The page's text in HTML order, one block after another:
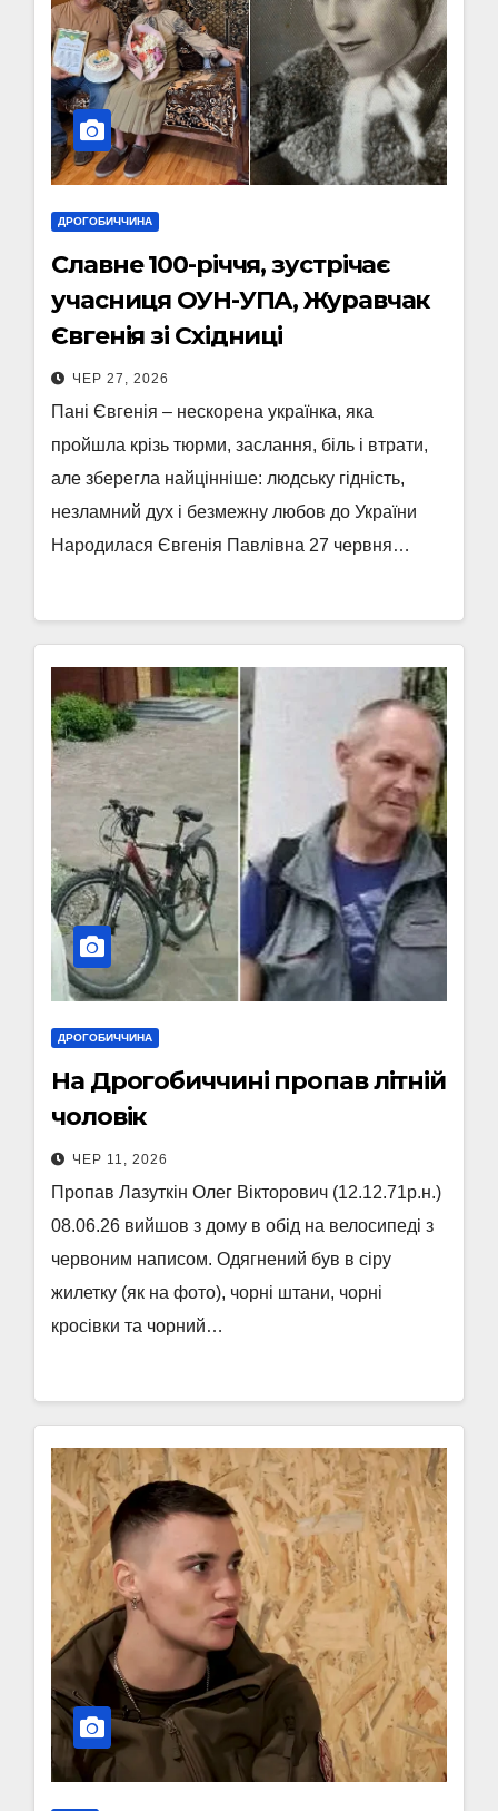
ДРОГОБИЧЧИНА
Славне 100-річчя, зустрічає
учасниця ОУН-УПА, Журавчак
Євгенія зі Східниці
ЧЕР 27, 2026
Пані Євгенія – нескорена українка, яка
пройшла крізь тюрми, заслання, біль і втрати,
але зберегла найцінніше: людську гідність,
незламний дух і безмежну любов до України
Народилася Євгенія Павлівна 27 червня…
ДРОГОБИЧЧИНА
На Дрогобиччині пропав літній
чоловік
ЧЕР 11, 2026
Пропав Лазуткін Олег Вікторович (12.12.71р.н.)
08.06.26 вийшов з дому в обід на велосипеді з
червоним написом. Одягнений був в сіру
жилетку (як на фото), чорні штани, чорні
кросівки та чорний…